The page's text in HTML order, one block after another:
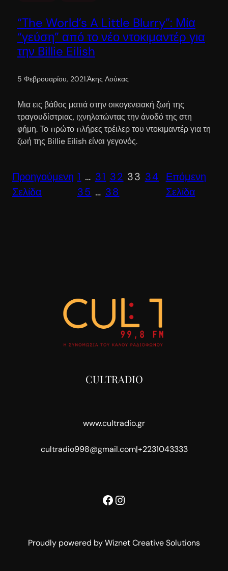
“The World’s A Little Blurry”: Μία
“γεύση” από το νέο ντοκιμαντέρ για
την Billie Eilish
5 Φεβρουαρίου, 2021.Άκης Λούκας
Μια εις βάθος ματιά στην οικογενειακή ζωή της
τραγουδίστριας, ιχνηλατώντας την άνοδό της στη
φήμη. Το πρώτο πλήρες τρέιλερ του ντοκιμαντέρ για τη
ζωή της Billie Eilish είναι γεγονός.
Προηγούμενη
Σελίδα
1 … 31 32 33 34
35 … 38
Επόμενη
Σελίδα
CULTRADIO
www.cultradio.gr
cultradio998@gmail.com|+2231043333
Facebook
Instagram
Proudly powered by Wiznet Creative Solutions